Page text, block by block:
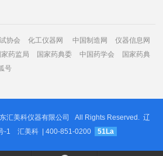
协会 化工仪器网 中国制造网
仪器信息网
家药监局 国家药典委 中国药学会
国家药典
号
汇美科仪器有限公司 All Rights Reserved. 辽
-1
汇美科 | 400-851-0200 51La